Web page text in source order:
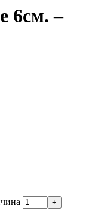
6см. –